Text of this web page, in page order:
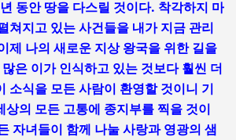
동안 땅을 다스릴 것이다. 착각하지 마
쳐지고 있는 사건들을 내가 지금 관리
제 나의 새로운 지상 왕국을 위한 길을
은 이가 인식하고 있는 것보다 훨씬 더
소식을 모든 사람이 환영할 것이니 기
상의 모든 고통에 종지부를 찍을 것이
자녀들이 함께 나눌 사랑과 영광의 샘